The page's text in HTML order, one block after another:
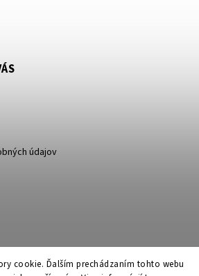
cookie. Ďalším prechádzaním tohto webu
údajov
Bagin.cz